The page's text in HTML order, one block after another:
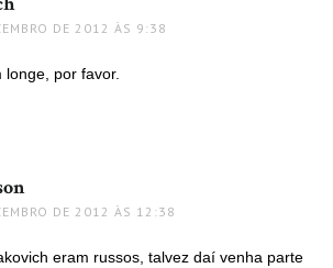
DE 2012 ÀS 9:38
longe, por favor.
DE 2012 ÀS 12:38
eram russos, talvez daí venha parte